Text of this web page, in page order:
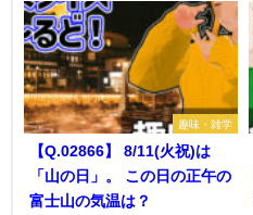
趣味・雑学
【Q.02866】 8/11(火祝)は
「山の日」。 この日の正午の
富士山の気温は？